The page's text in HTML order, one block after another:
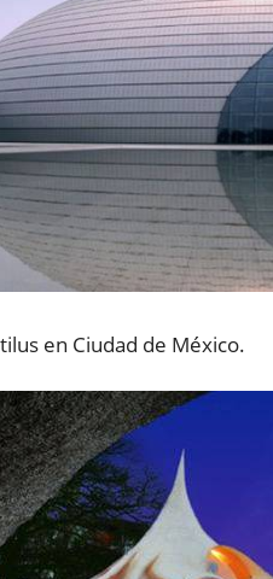
en Ciudad de México.